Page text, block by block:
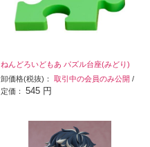
ねんどろいどもあ パズル台座(みどり)
卸価格(税抜)：取引中の会員のみ公開 /
定価：545 円